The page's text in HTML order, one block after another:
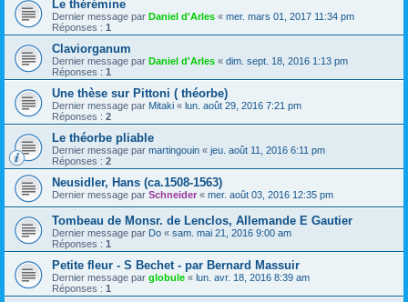
Le thérémine
Dernier message par Daniel d'Arles « mer. mars 01, 2017 11:34 pm
Réponses : 1
Claviorganum
Dernier message par Daniel d'Arles « dim. sept. 18, 2016 1:13 pm
Réponses : 1
Une thèse sur Pittoni ( théorbe)
Dernier message par Mitaki « lun. août 29, 2016 7:21 pm
Réponses : 2
Le théorbe pliable
Dernier message par martingouin « jeu. août 11, 2016 6:11 pm
Réponses : 2
Neusidler, Hans (ca.1508-1563)
Dernier message par Schneider « mer. août 03, 2016 12:35 pm
Tombeau de Monsr. de Lenclos, Allemande E Gautier
Dernier message par Do « sam. mai 21, 2016 9:00 am
Réponses : 1
Petite fleur - S Bechet - par Bernard Massuir
Dernier message par globule « lun. avr. 18, 2016 8:39 am
Réponses : 1